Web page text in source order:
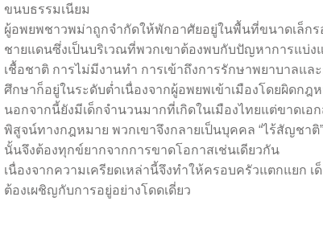
ขนบธรรมเนียม
ผู้อพยพชาวพม่าถูกจำกัดให้พักอาศัยอยู่ในพื้นที่ขนาดเล็กร
ชายแดนซึ่งเป็นบริเวณที่พวกเขาต้องพบกับปัญหาการแบ่ง
เชื้อชาติ การไม่มีงานทำ การเข้าถึงการรักษาพยาบาลแล
ศึกษาก็อยู่ในระดับต่ำเนื่องจากผู้อพยพเข้าเมืองโดยผิดกฎ
นอกจากนี้ยังมีเด็กจำนวนมากที่เกิดในเมืองไทยแต่ขาดเอ
พิสูจน์ทางกฎหมาย พวกเขาจึงกลายเป็นบุคคล “ไร้สัญชาติ
นั้นจึงต้องทุกข์ยากจากการขาดโอกาสเช่นเดียวกัน
เนื่องจากความเครียดเหล่านี้จึงทำให้ครอบครัวแตกแยก เ
ต้องเผชิญกับการอยู่อย่างโดดเดี่ยว